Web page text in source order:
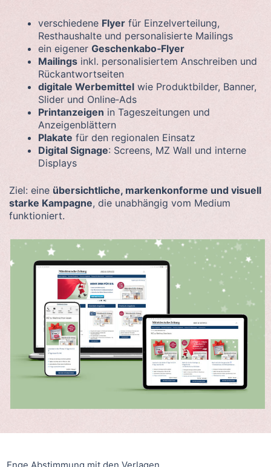
verschiedene Flyer für Einzelverteilung,
Resthaushalte und personalisierte Mailings
ein eigener Geschenkabo‑Flyer
Mailings inkl. personalisiertem Anschreiben und
Rückantwortseiten
digitale Werbemittel wie Produktbilder, Banner,
Slider und Online‑Ads
Printanzeigen in Tageszeitungen und
Anzeigenblättern
Plakate für den regionalen Einsatz
Digital Signage: Screens, MZ Wall und interne
Displays
Ziel: eine übersichtliche, markenkonforme und visuell
starke Kampagne, die unabhängig vom Medium
funktioniert.